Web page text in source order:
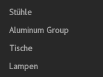
Stühle
Aluminum Group
Tische
Lampen